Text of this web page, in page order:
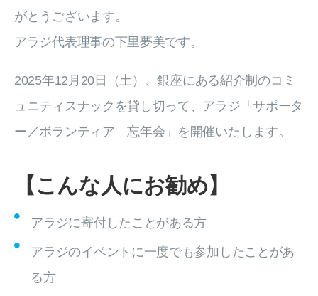
がとうございます。
アラジ代表理事の下里夢美です。
2025年12月20日（土）、銀座にある紹介制のコミ
ュニティスナックを貸し切って、アラジ「サポータ
ー／ボランティア 忘年会」を開催いたします。
【こんな人にお勧め】
アラジに寄付したことがある方
アラジのイベントに一度でも参加したことがあ
る方